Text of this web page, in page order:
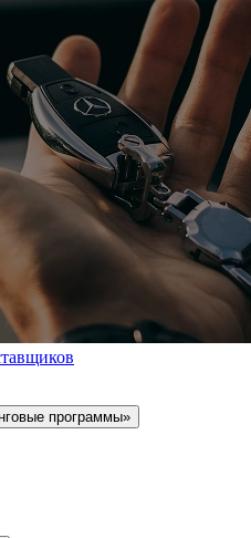
программы»